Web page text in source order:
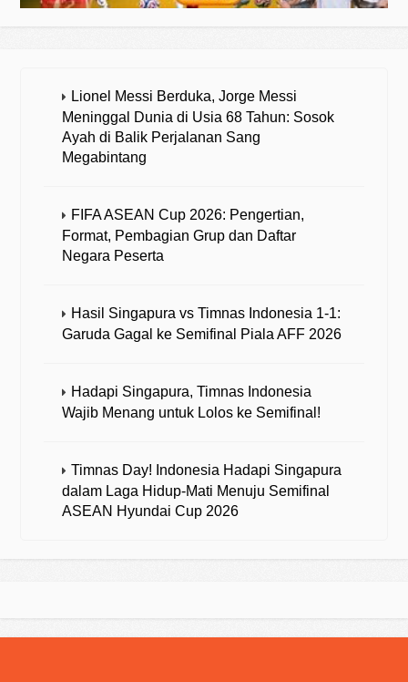
Lionel Messi Berduka, Jorge Messi
Meninggal Dunia di Usia 68 Tahun: Sosok
Ayah di Balik Perjalanan Sang
Megabintang
FIFA ASEAN Cup 2026: Pengertian,
Format, Pembagian Grup dan Daftar
Negara Peserta
Hasil Singapura vs Timnas Indonesia 1-1:
Garuda Gagal ke Semifinal Piala AFF 2026
Hadapi Singapura, Timnas Indonesia
Wajib Menang untuk Lolos ke Semifinal!
Timnas Day! Indonesia Hadapi Singapura
dalam Laga Hidup-Mati Menuju Semifinal
ASEAN Hyundai Cup 2026